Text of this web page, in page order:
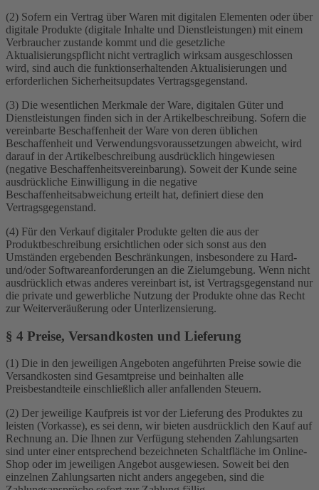
(2) Sofern ein Vertrag über Waren mit digitalen Elementen oder über
digitale Produkte (digitale Inhalte und Dienstleistungen) mit einem
Verbraucher zustande kommt und die gesetzliche
Aktualisierungspflicht nicht vertraglich wirksam ausgeschlossen
wird, sind auch die funktionserhaltenden Aktualisierungen und
erforderlichen Sicherheitsupdates Vertragsgegenstand.
(3) Die wesentlichen Merkmale der Ware, digitalen Güter und
Dienstleistungen finden sich in der Artikelbeschreibung. Sofern die
vereinbarte Beschaffenheit der Ware von deren üblichen
Beschaffenheit und Verwendungsvoraussetzungen abweicht, wird
darauf in der Artikelbeschreibung ausdrücklich hingewiesen
(negative Beschaffenheitsvereinbarung). Soweit der Kunde seine
ausdrückliche Einwilligung in die negative
Beschaffenheitsabweichung erteilt hat, definiert diese den
Vertragsgegenstand.
(4) Für den Verkauf digitaler Produkte gelten die aus der
Produktbeschreibung ersichtlichen oder sich sonst aus den
Umständen ergebenden Beschränkungen, insbesondere zu Hard-
und/oder Softwareanforderungen an die Zielumgebung. Wenn nicht
ausdrücklich etwas anderes vereinbart ist, ist Vertragsgegenstand nur
die private und gewerbliche Nutzung der Produkte ohne das Recht
zur Weiterveräußerung oder Unterlizensierung.
§ 4 Preise, Versandkosten und Lieferung
(1) Die in den jeweiligen Angeboten angeführten Preise sowie die
Versandkosten sind Gesamtpreise und beinhalten alle
Preisbestandteile einschließlich aller anfallenden Steuern.
(2) Der jeweilige Kaufpreis ist vor der Lieferung des Produktes zu
leisten (Vorkasse), es sei denn, wir bieten ausdrücklich den Kauf auf
Rechnung an. Die Ihnen zur Verfügung stehenden Zahlungsarten
sind unter einer entsprechend bezeichneten Schaltfläche im Online-
Shop oder im jeweiligen Angebot ausgewiesen. Soweit bei den
einzelnen Zahlungsarten nicht anders angegeben, sind die